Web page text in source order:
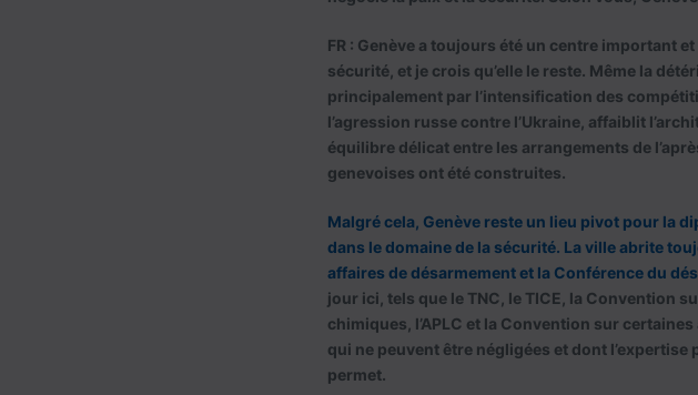
FR : Genève a toujours été un centre important
sécurité, et je crois qu’elle le reste. Même la
principalement par l’intensification des
l’agression russe contre l’Ukraine, affaiblit
équilibre délicat entre les arrangements de
genevoises ont été construites.
Malgré cela, Genève reste un lieu pivot pour la
dans le domaine de la sécurité. La ville abrite
affaires de désarmement et la Conférence du
jour ici, tels que le TNC, le TICE, la Convention
chimiques, l’APLC et la Convention sur
qui ne peuvent être négligées et dont
permet.